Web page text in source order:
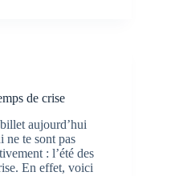
de crise
aujourd’hui
ne te sont pas
: l’été des
En effet, voici